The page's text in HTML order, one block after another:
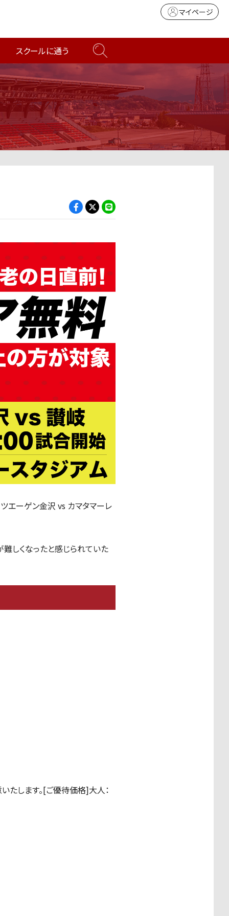
マイページ
スクールに通う
エーゲン金沢 vs カマタマーレ
しくなったと感じられていた
たします。[ご優待価格]大人：